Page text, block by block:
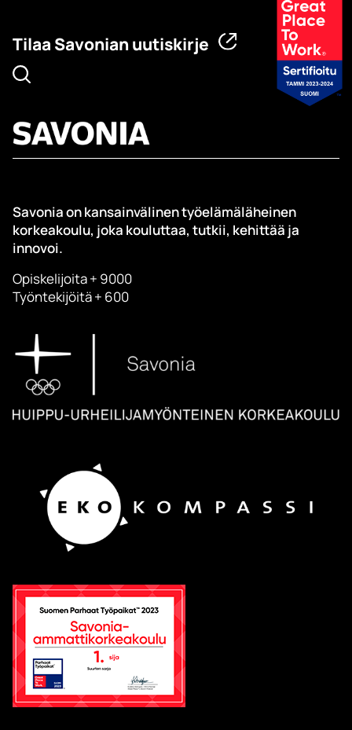
Tilaa Savonian uutiskirje
Savonia on kansainvälinen työelämäläheinen
korkeakoulu, joka kouluttaa, tutkii, kehittää ja
innovoi.
Opiskelijoita + 9000
Työntekijöitä + 600